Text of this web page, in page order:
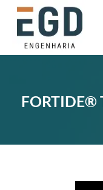
FORTIDE®